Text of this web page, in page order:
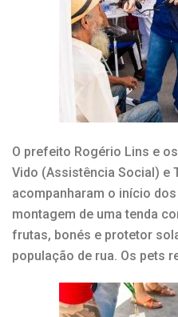
O prefeito Rogério Lins e
Vido (Assistência Social) e
acompanharam o início
montagem de uma tenda
frutas, bonés e protetor
população de rua. Os pets